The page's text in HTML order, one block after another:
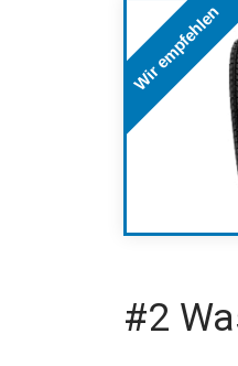
Wir empfehlen
#2